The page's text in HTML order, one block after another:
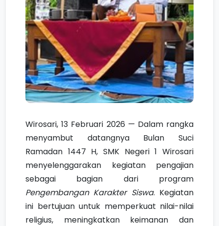
Wirosari, 13 Februari 2026 — Dalam rangka
menyambut datangnya Bulan Suci
Ramadan 1447 H, SMK Negeri 1 Wirosari
menyelenggarakan kegiatan pengajian
sebagai bagian dari program
Pengembangan Karakter Siswa. Kegiatan
ini bertujuan untuk memperkuat nilai-nilai
religius, meningkatkan keimanan dan